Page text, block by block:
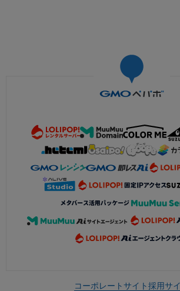
コーポレートサイト採用サ